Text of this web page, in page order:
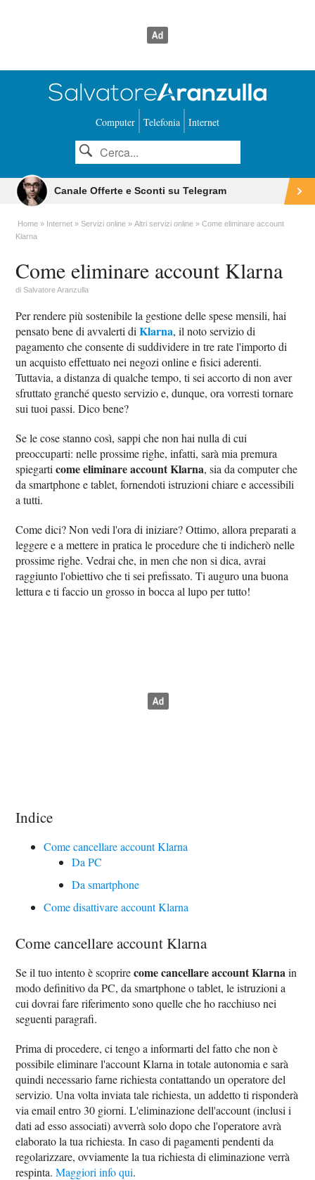
Computer Telefonia Internet
Canale Offerte e Sconti su Telegram
Home Internet Servizi online Altri servizi online
Come eliminare account
Klarna
Come eliminare account Klarna
diSalvatore Aranzulla
Per rendere più sostenibile la gestione delle spese mensili, hai
pensato bene di avvalerti diKlarna, il noto servizio di
pagamento che consente di suddividere in tre rate l'importo di
un acquisto effettuato nei negozi online e fisici aderenti.
Tuttavia, a distanza di qualche tempo, ti sei accorto di non aver
sfruttato granché questo servizio e, dunque, ora vorresti tornare
sui tuoi passi. Dico bene?
Se le cose stanno così, sappi che non hai nulla di cui
preoccuparti: nelle prossime righe, infatti, sarà mia premura
spiegarticome eliminare account Klarna, sia da computer che
da smartphone e tablet, fornendoti istruzioni chiare e accessibili
a tutti.
Come dici? Non vedi l'ora di iniziare? Ottimo, allora preparati a
leggere e a mettere in pratica le procedure che ti indicherò nelle
prossime righe. Vedrai che, in men che non si dica, avrai
raggiunto l'obiettivo che ti sei prefissato. Ti auguro una buona
lettura e ti faccio un grosso in bocca al lupo per tutto!
Indice
Come cancellare account Klarna
Da PC
Da smartphone
Come disattivare account Klarna
Come cancellare account Klarna
Se il tuo intento è scoprirecome cancellare account Klarnain
modo definitivo da PC, da smartphone o tablet, le istruzioni a
cui dovrai fare riferimento sono quelle che ho racchiuso nei
seguenti paragrafi.
Prima di procedere, ci tengo a informarti del fatto che non è
possibile eliminare l'account Klarna in totale autonomia e sarà
quindi necessario farne richiesta contattando un operatore del
servizio. Una volta inviata tale richiesta, un addetto ti risponderà
via email entro 30 giorni. L'eliminazione dell'account (inclusi i
dati ad esso associati) avverrà solo dopo che l'operatore avrà
elaborato la tua richiesta. In caso di pagamenti pendenti da
regolarizzare, ovviamente la tua richiesta di eliminazione verrà
respinta.Maggiori info qui.